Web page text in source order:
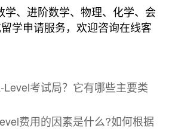
学、进阶数学、物理、化学、会
学申请服务，欢迎咨询在线客
Level考试局？它有哪些主要类
费用的因素是什么?如何根据